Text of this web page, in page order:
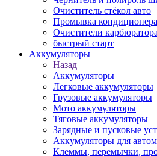
Очиститель стёкол авто
Промывка кондиционера
Очистители
быстрый старт
Аккумуляторы
Назад
Аккумуляторы
Легковые аккумуляторы
Грузовые аккумуляторы
Мото аккумуляторы
Тяговые аккумуляторы
Зарядные и пусковые
Аккумуляторы для
Клеммы, перемычки,